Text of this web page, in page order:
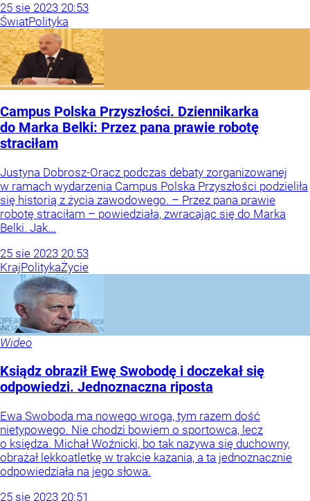
25 sie 2023 20:53
ŚwiatPolityka
Campus Polska Przyszłości. Dziennikarka
do Marka Belki: Przez pana prawie robotę
straciłam
Justyna Dobrosz-Oracz podczas debaty zorganizowanej
w ramach wydarzenia Campus Polska Przyszłości podzieliła
się historią z życia zawodowego. – Przez pana prawie
robotę straciłam – powiedziała, zwracając się do Marka
Belki. Jak...
25 sie 2023 20:53
KrajPolitykaŻycie
Wideo
Ksiądz obraził Ewę Swobodę i doczekał się
odpowiedzi. Jednoznaczna riposta
Ewa Swoboda ma nowego wroga, tym razem dość
nietypowego. Nie chodzi bowiem o sportowca, lecz
o księdza. Michał Woźnicki, bo tak nazywa się duchowny,
obrażał lekkoatletkę w trakcie kazania, a ta jednoznacznie
odpowiedziała na jego słowa.
25 sie 2023 20:51